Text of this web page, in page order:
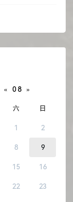
« 08 »
六 日
1 2
8 9
15 16
22 23